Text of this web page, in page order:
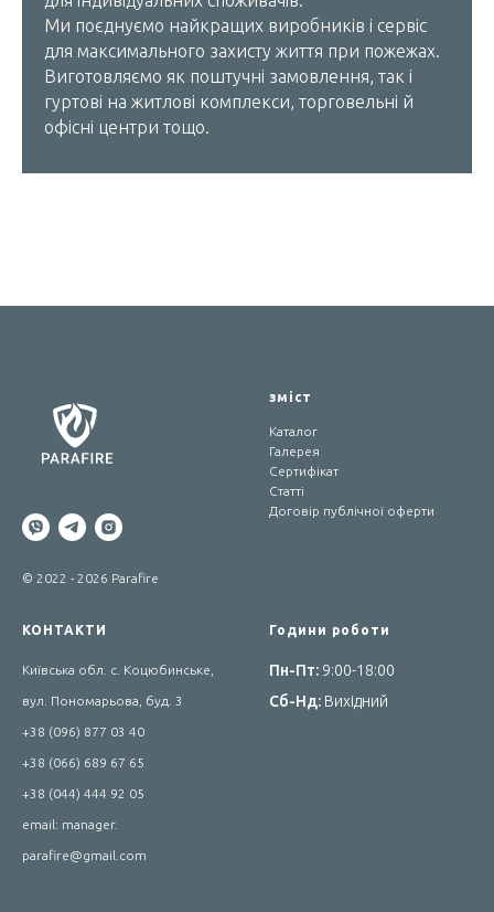
Ми поєднуємо найкращих виробників і сервіс
для максимального захисту життя при пожежах.
Виготовляємо як поштучні замовлення, так і
гуртові на житлові комплекси, торговельні й
офісні центри тощо.
© 2022 - 2026 Parafire
зміст
Каталог
Галерея
Сертифікат
Статті
Договір публічної оферти
КОНТАКТИ
Київська обл. с. Коцюбинське,
вул. Пономарьова, буд. 3
+38 (096) 877 03 40
+38 (066) 689 67 65
+38 (044) 444 92 05
email: manager.
parafire@gmail.com
Години роботи
Пн-Пт: 9:00-18:00
Сб-Нд: Вихідний